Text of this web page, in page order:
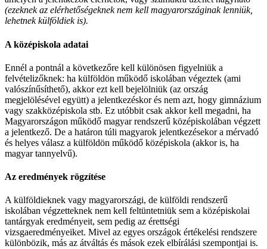
(ezeknek az elérhetőségeknek nem kell magyarországinak lenniük,
lehetnek külföldiek is).
A középiskola adatai
Ennél a pontnál a következőre kell különösen figyelniük a
felvételizőknek: ha külföldön működő iskolában végeztek (ami
valószínűsíthető), akkor ezt kell bejelölniük (az ország
megjelölésével együtt) a jelentkezéskor és nem azt, hogy gimnázium
vagy szakközépiskola stb. Ez utóbbit csak akkor kell megadni, ha
Magyarországon működő magyar rendszerű középiskolában végzett
a jelentkező. De a határon túli magyarok jelentkezésekor a mérvadó
és helyes válasz a külföldön működő középiskola (akkor is, ha
magyar tannyelvű).
Az eredmények rögzítése
A külföldieknek vagy magyarországi, de külföldi rendszerű
iskolában végzetteknek nem kell feltüntetniük sem a középiskolai
tantárgyak eredményeit, sem pedig az érettségi
vizsgaeredményeiket. Mivel az egyes országok értékelési rendszere
különbözik, más az átváltás és mások ezek elbírálási szempontjai is.